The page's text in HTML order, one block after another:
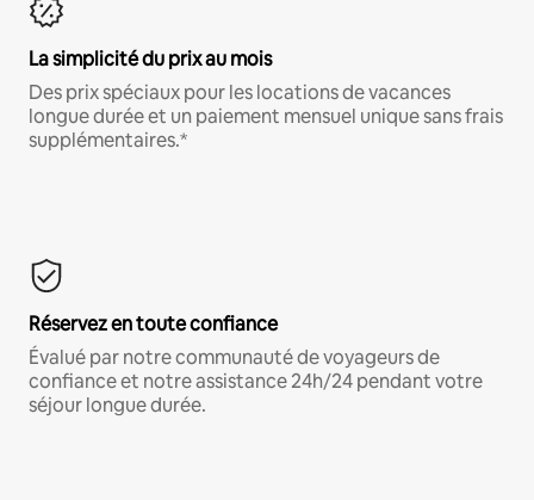
La simplicité du prix au mois
Des prix spéciaux pour les locations de vacances
longue durée et un paiement mensuel unique sans frais
supplémentaires.*
Réservez en toute confiance
Évalué par notre communauté de voyageurs de
confiance et notre assistance 24h/24 pendant votre
séjour longue durée.